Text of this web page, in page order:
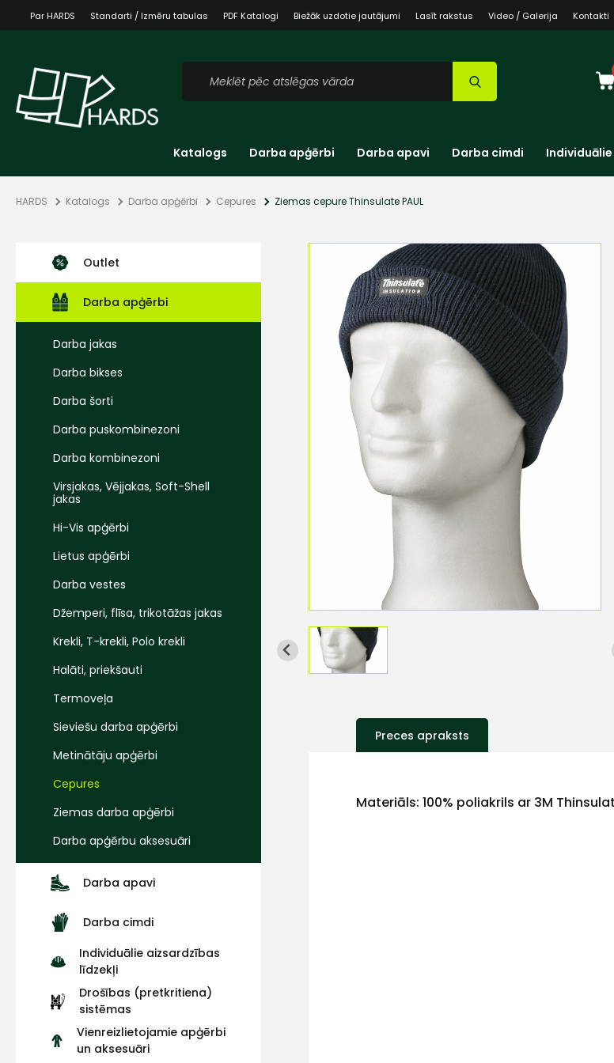
Par HARDS Standarti / Izmēru tabulas PDF Katalogi Biežāk uzdotie jautājumi Lasīt rakstus Video / Galerija Kontakti
Katalogs Darba apģērbi Darba apavi Darba cimdi
HARDS Katalogs Darba apģērbi Cepures Ziemas cepure Thinsulate PAUL
Outlet
Darba apģērbi
Darba jakas
Darba bikses
Darba šorti
Darba puskombinezoni
Darba kombinezoni
Virsjakas, Vējjakas, Soft-Shell
jakas
Hi-Vis apģērbi
Lietus apģērbi
Darba vestes
Džemperi, flīsa, trikotāžas jakas
Krekli, T-krekli, Polo krekli
Halāti, priekšauti
Termoveļa
Sieviešu darba apģērbi
Metinātāju apģērbi
Cepures
Ziemas darba apģērbi
Darba apģērbu aksesuāri
Darba apavi
Darba cimdi
Individuālie aizsardzības
līdzekļi
Drošības (pretkritiena)
sistēmas
Vienreizlietojamie apģērbi
un aksesuāri
Preces apraksts
Materiāls: 100% poliakrils ar 3M